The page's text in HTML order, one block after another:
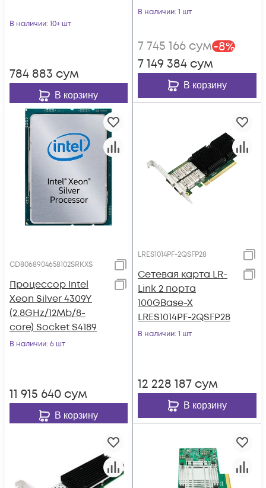
В наличии: 10+ шт
784 883 сум
В корзину
В наличии: 1 шт
7 745 166 сум-8%
7 149 384 сум
В корзину
CD8068904658102SRKXS
Процессор Intel
Xeon Silver 4309Y
(2.8GHz/12Mb/8-
core) Socket S4189
В наличии: 6 шт
11 915 640 сум
В корзину
LRES1014PF-2QSFP28
Сетевая карта LR-
Link 2 порта
100GBase-X
LRES1014PF-2QSFP28
В наличии: 1 шт
12 228 187 сум
В корзину